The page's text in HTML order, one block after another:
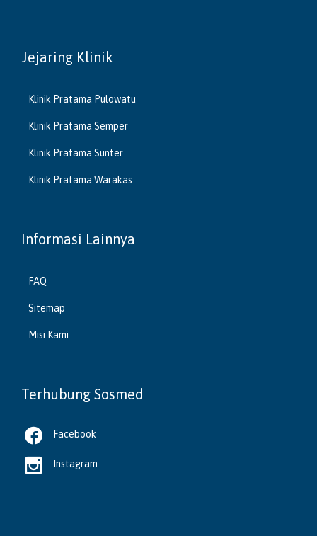
Jejaring Klinik
Klinik Pratama Pulowatu
Klinik Pratama Semper
Klinik Pratama Sunter
Klinik Pratama Warakas
Informasi Lainnya
FAQ
Sitemap
Misi Kami
Terhubung Sosmed
 Facebook
 Instagram